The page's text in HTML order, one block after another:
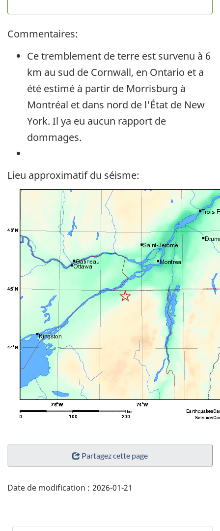
Commentaires:
Ce tremblement de terre est survenu à 6
km au sud de Cornwall, en Ontario et a
été estimé à partir de Morrisburg à
Montréal et dans nord de l'État de New
York. Il ya eu aucun rapport de
dommages.
Lieu approximatif du séisme:
"Détails
page"
Partagez cette page
Date de modification : 2026-01-21